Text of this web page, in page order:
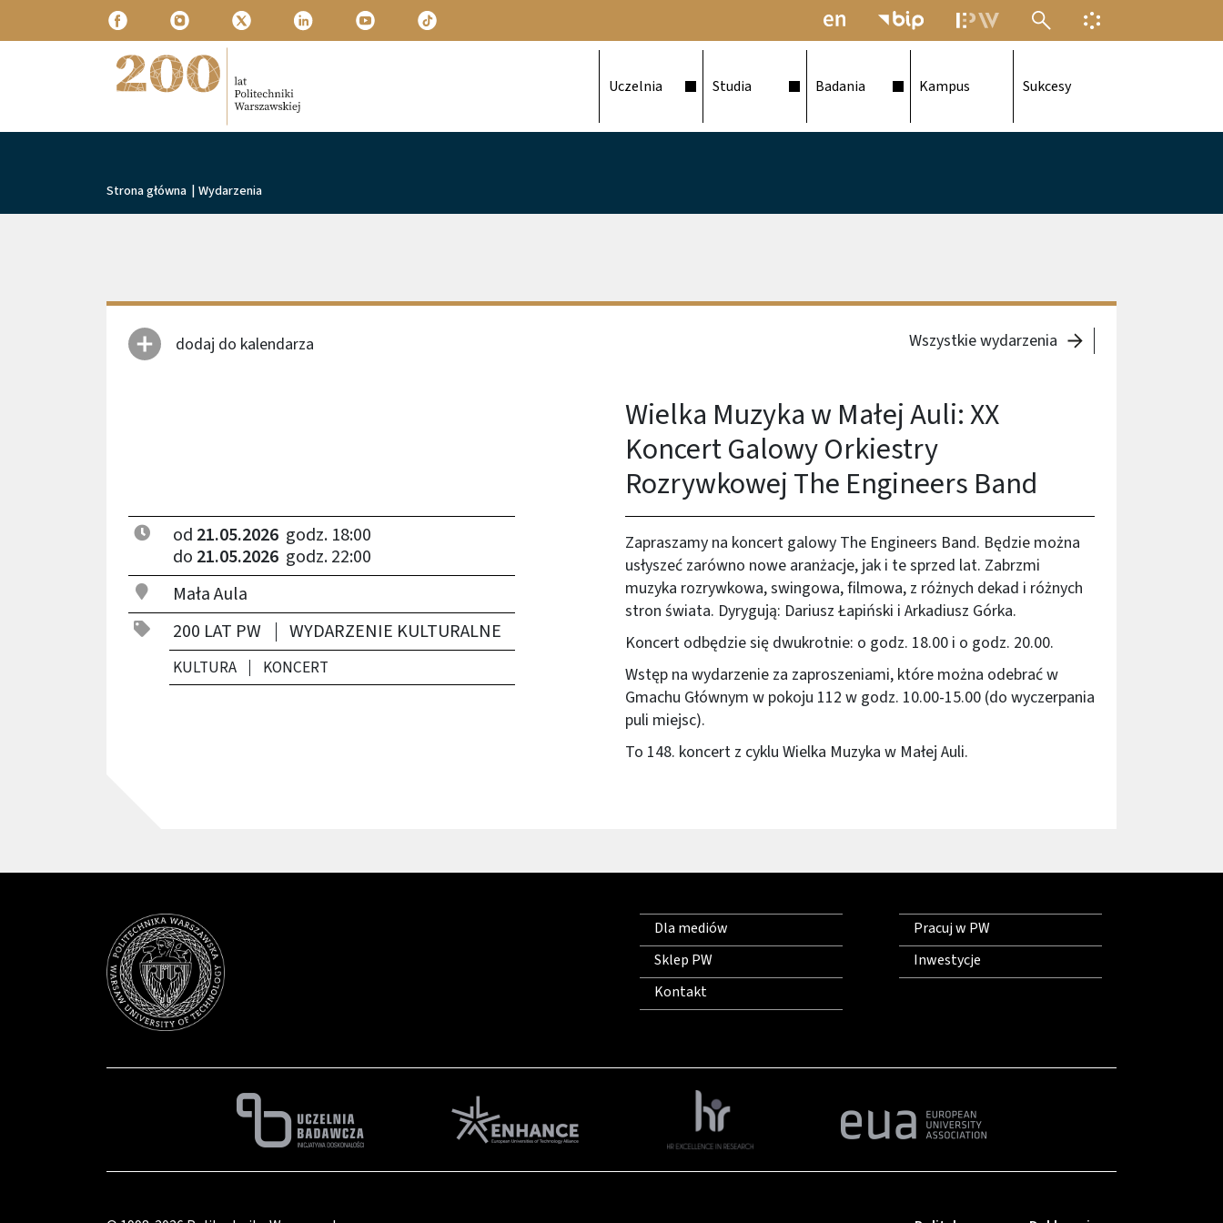
Przejdź do treści
MENU ELEKTRONICZNEJINFORMACJA O
Uczelnia Studia Badania Kampus Sukcesy
Ścieżka nawigacyjna
Strona główna Wydarzenia
dodaj do kalendarza Wszystkie wydarzenia
Wielka Muzyka w Małej Auli: XX
Koncert Galowy Orkiestry
Rozrywkowej The Engineers Band
od 21.05.2026 godz. 18:00
do 21.05.2026 godz. 22:00
Mała Aula
200 LAT PW
WYDARZENIE KULTURALNE
KULTURA KONCERT
Zapraszamy na koncert galowy The Engineers Band. Będzie można
usłyszeć zarówno nowe aranżacje, jak i te sprzed lat. Zabrzmi
muzyka rozrywkowa, swingowa, filmowa, z różnych dekad i różnych
stron świata. Dyrygują: Dariusz Łapiński i Arkadiusz Górka.
Koncert odbędzie się dwukrotnie: o godz. 18.00 i o godz. 20.00.
Wstęp na wydarzenie za zaproszeniami, które można odebrać w
Gmachu Głównym w pokoju 112 w godz. 10.00-15.00 (do wyczerpania
puli miejsc).
To 148. koncert z cyklu Wielka Muzyka w Małej Auli.
Dla mediów
Sklep PW
Kontakt
Pracuj w PW
Inwestycje